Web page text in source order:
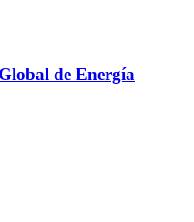
de Energía